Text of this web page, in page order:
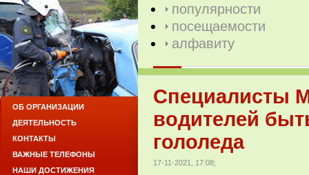
популярности
посещаемости
алфавиту
Специалисты
водителей
гололеда
17-11-2021, 17:08;
ОБ ОРГАНИЗАЦИИ
ДЕЯТЕЛЬНОСТЬ
КОНТАКТЫ
ВАЖНЫЕ ТЕЛЕФОНЫ
НАШИ ДОСТИЖЕНИЯ